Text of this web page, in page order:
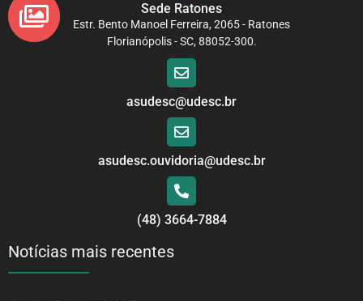
Sede Ratones
Estr. Bento Manoel Ferreira, 2065 - Ratones
Florianópolis - SC, 88052-300.
asudesc@udesc.br
asudesc.ouvidoria@udesc.br
(48) 3664-7884
Notícias mais recentes